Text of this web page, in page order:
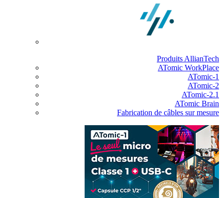
Produits AllianTech
ATomic WorkPlace
ATomic-1
ATomic-2
ATomic-2.1
ATomic Brain
Fabrication de câbles sur mesure